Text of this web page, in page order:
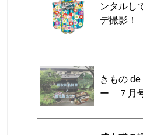
ンタルし
デ撮影！
きもの
ー ７月